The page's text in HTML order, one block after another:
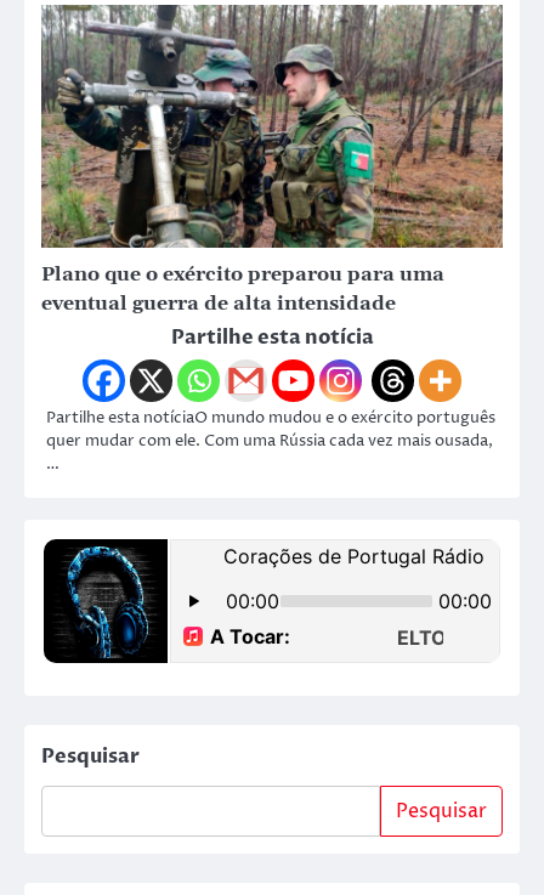
Plano que o exército preparou para uma
eventual guerra de alta intensidade
Partilhe esta notícia
Partilhe esta notíciaO mundo mudou e o exército português
quer mudar com ele. Com uma Rússia cada vez mais ousada,
…
Pesquisar
Pesquisar